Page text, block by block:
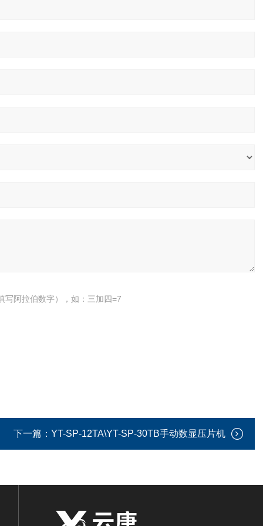
写阿拉伯数字），如：三加四=7
下一篇： YT-SP-12TA\YT-SP-30TB手动数显压片机